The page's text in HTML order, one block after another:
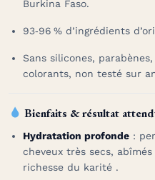
Burkina Faso.
93‑96 % d’ingrédients
Sans silicones,
colorants, non testé sur
Bienfaits & résultat
Hydratation profonde :
cheveux très secs,
richesse du karité .